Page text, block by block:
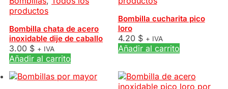
productos
Bombilla chata de acero
inoxidable dije de caballo
3.00 $ + IVA
Añadir al carrito
Bombilla cucharita pico
loro
4.20 $ + IVA
Añadir al carrito